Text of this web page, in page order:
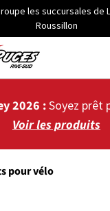
les succursales de
Roussillon
2026 :Soyez prêt
Voir les produits
pour vélo